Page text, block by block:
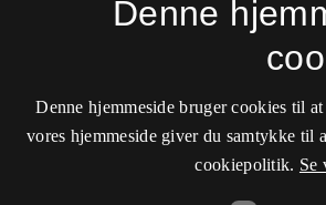
Denne
Denne hjemmeside bruger cookies til
vores hjemmeside giver du samtykke til
cookiepolitik. Se